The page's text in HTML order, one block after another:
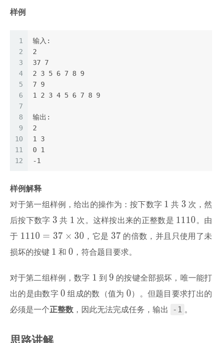
样例
1
2
3
4
5
6
7
8
9
10
11
12
输入:
2
37 7
2 3 5 6 7 8 9
7 9
1 2 3 4 5 6 7 8 9
输出:
2
1 3
0 1
-1
样例解释
对于第一组样例，给出的操作为：按下数字 1
1 共 3
3 次，然
后按下数字 3
3 共 1
1 次。这样按出来的正整数是 1110
1110 。由
于 1110
\times
1110 = 37 × 30 ，它是 37
37 的倍数，并且只使用了未
损坏的按键 1
1 和 0
0 ，符合题目要求。
对于第二组样例，数字 1
1 到9
9 的按键全部损坏，唯一能打
出的是由数字0
0 组成的数（值为 0
0）。但题目要求打出的
必须是一个正整数 ，因此无法完成任务，输出 -1 。
思路讲解